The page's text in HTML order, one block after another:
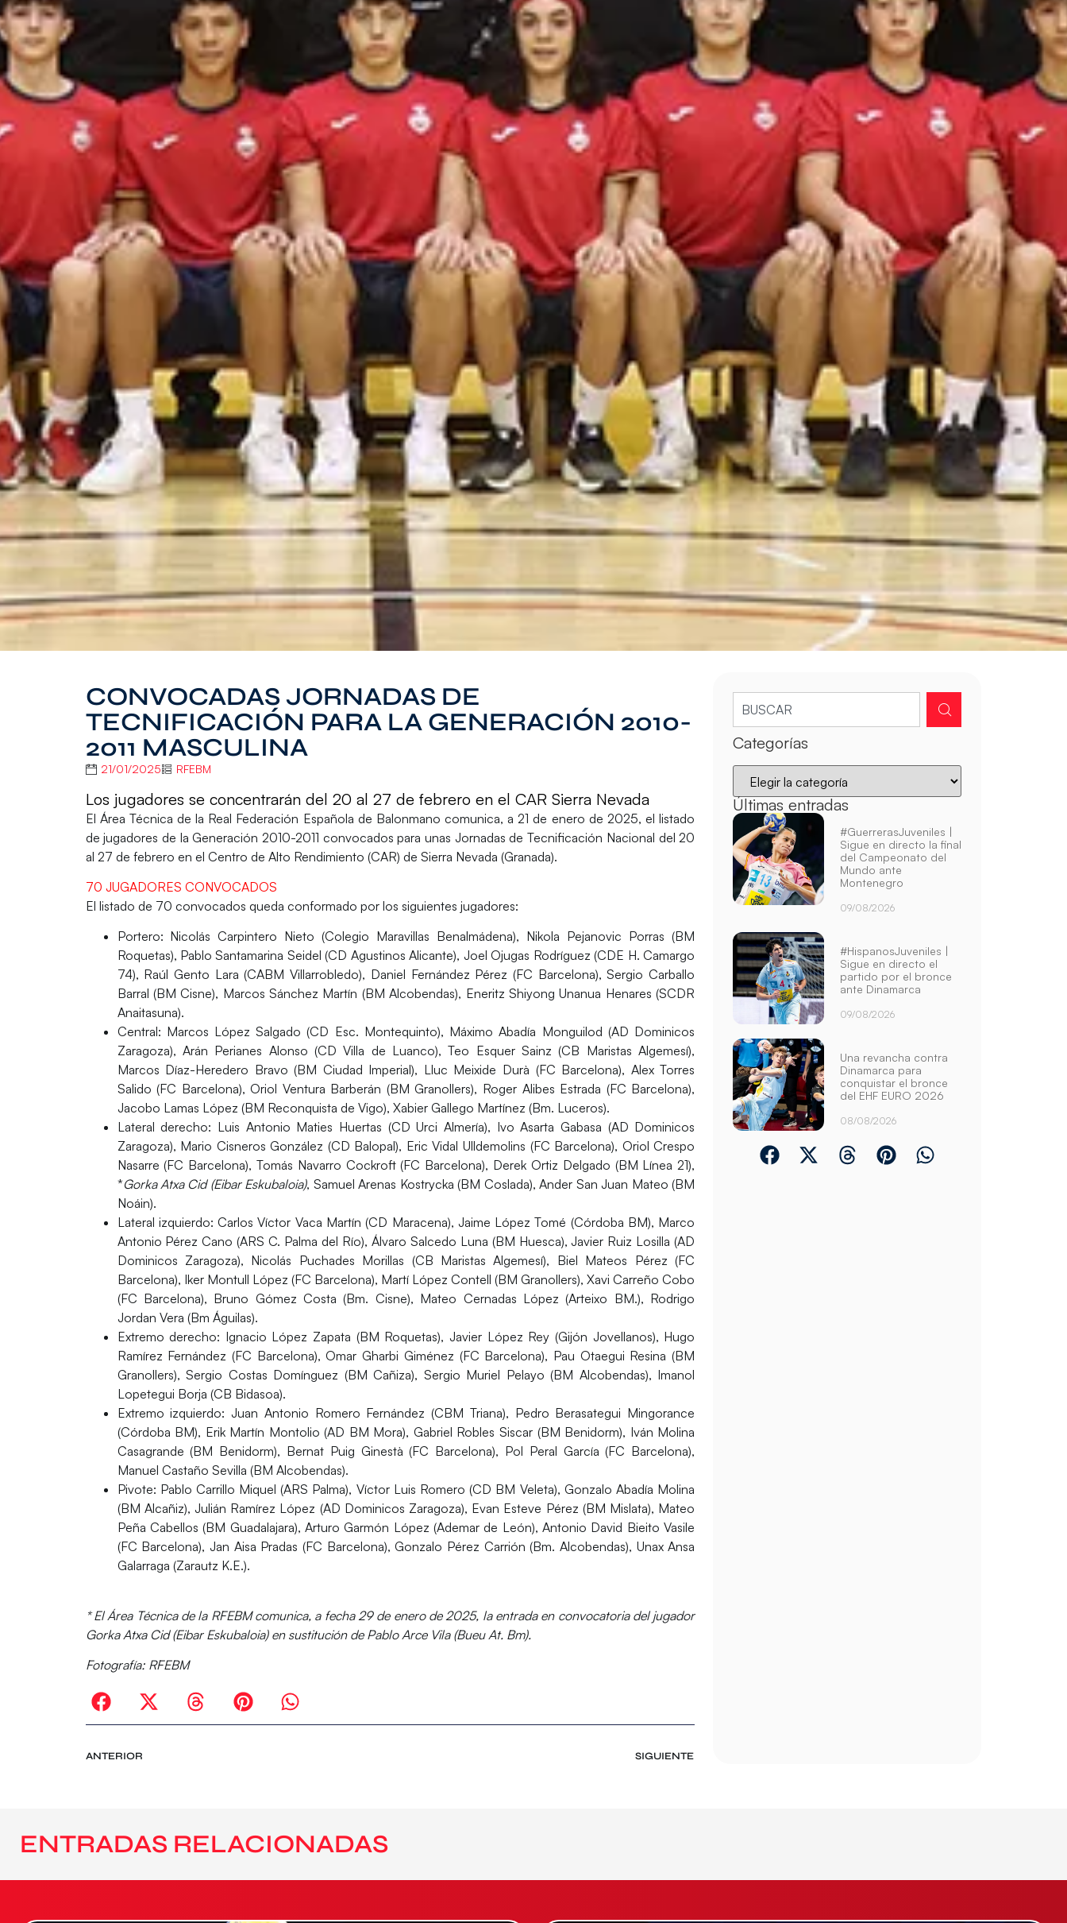
CONVOCADAS JORNADAS DE
TECNIFICACIÓN PARA LA GENERACIÓN 2010-
2011 MASCULINA
21/01/2025 RFEBM
Los jugadores se concentrarán del 20 al 27 de febrero en el CAR Sierra Nevada
El Área Técnica de la Real Federación Española de Balonmano comunica, a 21 de enero de 2025, el listado
de jugadores de laGeneración 2010-2011 convocados para unas Jornadas de Tecnificación Nacional del 20
al 27 de febrero en el Centro de Alto Rendimiento (CAR) de Sierra Nevada (Granada).
70 JUGADORES CONVOCADOS
El listado de 70 convocados queda conformado por los siguientes jugadores:
Portero: Nicolás Carpintero Nieto (Colegio Maravillas Benalmádena), Nikola Pejanovic Porras (BM
Roquetas), Pablo Santamarina Seidel (CD Agustinos Alicante), Joel Ojugas Rodríguez (CDE H. Camargo
74), Raúl Gento Lara (CABM Villarrobledo), Daniel Fernández Pérez (FC Barcelona), Sergio Carballo
Barral (BM Cisne), Marcos Sánchez Martín (BM Alcobendas), Eneritz Shiyong Unanua Henares (SCDR
Anaitasuna).
Central: Marcos López Salgado (CD Esc. Montequinto), Máximo Abadía Monguilod (AD Dominicos
Zaragoza), Arán Perianes Alonso (CD Villa de Luanco), Teo Esquer Sainz (CB Maristas Algemesí),
Marcos Díaz-Heredero Bravo (BM Ciudad Imperial), Lluc Meixide Durà (FC Barcelona), Alex Torres
Salido (FC Barcelona), Oriol Ventura Barberán (BM Granollers), Roger Alibes Estrada (FC Barcelona),
Jacobo Lamas López (BM Reconquista de Vigo), Xabier Gallego Martínez (Bm. Luceros).
Lateral derecho: Luis Antonio Maties Huertas (CD Urci Almería), Ivo Asarta Gabasa (AD Dominicos
Zaragoza), Mario Cisneros González (CD Balopal), Eric Vidal Ulldemolins (FC Barcelona), Oriol Crespo
Nasarre (FC Barcelona), Tomás Navarro Cockroft (FC Barcelona), Derek Ortiz Delgado (BM Línea 21),
*Gorka Atxa Cid (Eibar Eskubaloia), Samuel Arenas Kostrycka (BM Coslada), Ander San Juan Mateo (BM
Noáin).
Lateral izquierdo: Carlos Víctor Vaca Martín (CD Maracena), Jaime López Tomé (Córdoba BM), Marco
Antonio Pérez Cano (ARS C. Palma del Río), Álvaro Salcedo Luna (BM Huesca), Javier Ruiz Losilla (AD
Dominicos Zaragoza), Nicolás Puchades Morillas (CB Maristas Algemesí), Biel Mateos Pérez (FC
Barcelona), Iker Montull López (FC Barcelona), Martí López Contell (BM Granollers), Xavi Carreño Cobo
(FC Barcelona), Bruno Gómez Costa (Bm. Cisne), Mateo Cernadas López (Arteixo BM.), Rodrigo
Jordan Vera (Bm Águilas).
Extremo derecho: Ignacio López Zapata (BM Roquetas), Javier López Rey (Gijón Jovellanos), Hugo
Ramírez Fernández (FC Barcelona), Omar Gharbi Giménez (FC Barcelona), Pau Otaegui Resina (BM
Granollers), Sergio Costas Domínguez (BM Cañiza), Sergio Muriel Pelayo (BM Alcobendas), Imanol
Lopetegui Borja (CB Bidasoa).
Extremo izquierdo: Juan Antonio Romero Fernández (CBM Triana), Pedro Berasategui Mingorance
(Córdoba BM), Erik Martín Montolio (AD BM Mora), Gabriel Robles Siscar (BM Benidorm), Iván Molina
Casagrande (BM Benidorm), Bernat Puig Ginestà (FC Barcelona), Pol Peral García (FC Barcelona),
Manuel Castaño Sevilla (BM Alcobendas).
Pivote: Pablo Carrillo Miquel (ARS Palma), Víctor Luis Romero (CD BM Veleta), Gonzalo Abadía Molina
(BM Alcañiz), Julián Ramírez López (AD Dominicos Zaragoza), Evan Esteve Pérez (BM Mislata), Mateo
Peña Cabellos (BM Guadalajara), Arturo Garmón López (Ademar de León), Antonio David Bieito Vasile
(FC Barcelona), Jan Aisa Pradas (FC Barcelona), Gonzalo Pérez Carrión (Bm. Alcobendas), Unax Ansa
Galarraga (Zarautz K.E.).
* El Área Técnica de la RFEBM comunica, a fecha 29 de enero de 2025, la entrada en convocatoria del jugador
Gorka Atxa Cid (Eibar Eskubaloia) en sustitución de Pablo Arce Vila (Bueu At. Bm).
Fotografía: RFEBM
ANTERIOR SIGUIENTE
Categorías
Últimas entradas
#GuerrerasJuveniles |
Sigue en directo la final
del Campeonato del
Mundo ante
Montenegro
09/08/2026
#HispanosJuveniles |
Sigue en directo el
partido por el bronce
ante Dinamarca
09/08/2026
Una revancha contra
Dinamarca para
conquistar el bronce
del EHF EURO 2026
08/08/2026
ENTRADAS RELACIONADAS